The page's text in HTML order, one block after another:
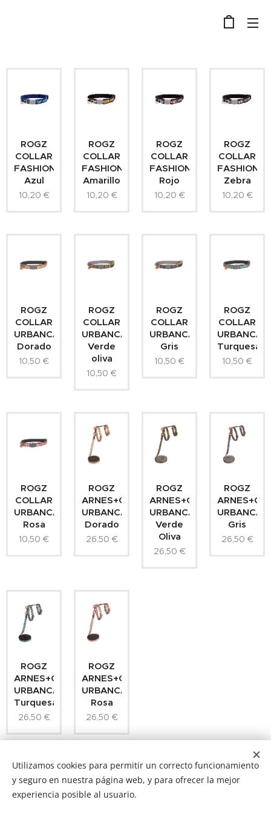
ROGZ
COLLAR
FASHIONCAT
Azul
10,20 €
ROGZ
COLLAR
FASHIONCAT
Amarillo
10,20 €
ROGZ
COLLAR
FASHIONCAT
Rojo
10,20 €
ROGZ
COLLAR
Zebra
10,20 €
ROGZ
COLLAR
URBANCAT
Dorado
10,50 €
ROGZ
COLLAR
URBANCAT
Verde
oliva
10,50 €
ROGZ
COLLAR
URBANCAT
Gris
10,50 €
ROGZ
COLLAR
URBANCAT
Turquesa
10,50 €
ROGZ
COLLAR
URBANCAT
Rosa
10,50 €
ROGZ
ARNES+CORREA
URBANCAT
Dorado
26,50 €
ROGZ
ARNES+CORREA
URBANCAT
Verde
Oliva
26,50 €
ROGZ
URBANCAT
Gris
26,50 €
ROGZ
ARNES+CORREA
URBANCAT
Turquesa
26,50 €
ROGZ
ARNES+CORREA
URBANCAT
Rosa
26,50 €
NUCAN mascotas
Utilizamos cookies para permitir un correcto funcionamiento
y seguro en nuestra página web, y para ofrecer la mejor
experiencia posible al usuario.